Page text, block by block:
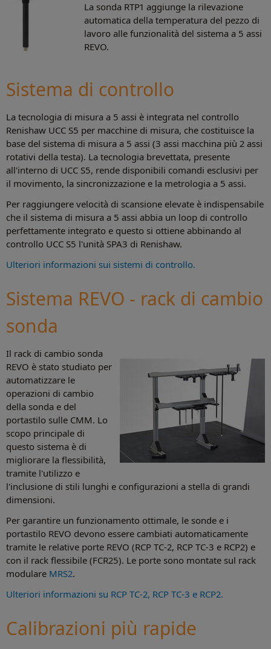
La sonda RTP1 aggiunge la rilevazione
automatica della temperatura del pezzo di
lavoro alle funzionalità del sistema a 5 assi
REVO.
Sistema di controllo
La tecnologia di misura a 5 assi è integrata nel controllo
Renishaw UCC S5 per macchine di misura, che costituisce la
base del sistema di misura a 5 assi (3 assi macchina più 2 assi
rotativi della testa). La tecnologia brevettata, presente
all'interno di UCC S5, rende disponibili comandi esclusivi per
il movimento, la sincronizzazione e la metrologia a 5 assi.
Per raggiungere velocità di scansione elevate è indispensabile
che il sistema di misura a 5 assi abbia un loop di controllo
perfettamente integrato e questo si ottiene abbinando al
controllo UCC S5 l'unità SPA3 di Renishaw.
Ulteriori informazioni sui sistemi di controllo.
Sistema REVO - rack di cambio
sonda
Il rack di cambio sonda
REVO è stato studiato per
automatizzare le
operazioni di cambio
della sonda e del
portastilo sulle CMM. Lo
scopo principale di
questo sistema è di
migliorare la flessibilità,
tramite l'utilizzo e
l'inclusione di stili lunghi e configurazioni a stella di grandi
dimensioni.
Per garantire un funzionamento ottimale, le sonde e i
portastilo REVO devono essere cambiati automaticamente
tramite le relative porte REVO (RCP TC-2, RCP TC-3 e RCP2) e
con il rack flessibile (FCR25). Le porte sono montate sul rack
modulare MRS2.
Ulteriori informazioni su RCP TC-2, RCP TC-3 e RCP2.
Calibrazioni più rapide